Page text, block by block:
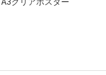
クリアポスター